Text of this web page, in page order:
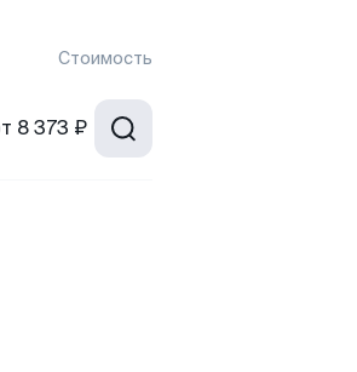
Стоимость
8 373 ₽